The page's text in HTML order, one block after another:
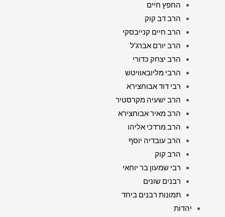
החפץ חיים
הרב דב קוק
הרב חיים קנייבסקי
הרב יורם אברג'ל
הרב יצחק כדורי
הרבי מליובאוויטש
רבי דוד אבוחצירא
הרב ישעיה מקרסטיר
הרב מאיר אבוחצירא
הרב מרדכי אליהו
הרב עובדיה יוסף
הרב קוק
רבי שמעון בר יוחאי
רבנים שונים
תמונות רבנים ביחד
יהדות